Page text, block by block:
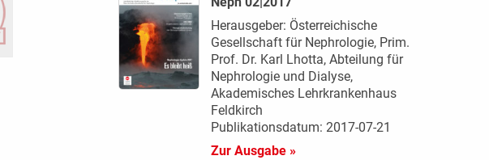
Herausgeber: Österreichische
Gesellschaft für Nephrologie, Prim.
Prof. Dr. Karl Lhotta, Abteilung für
Nephrologie und Dialyse,
Akademisches Lehrkrankenhaus
Feldkirch
Publikationsdatum: 2017-07-21
Zur Ausgabe »